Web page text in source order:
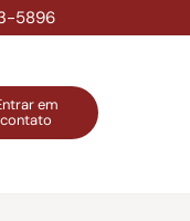
5896
em
contato